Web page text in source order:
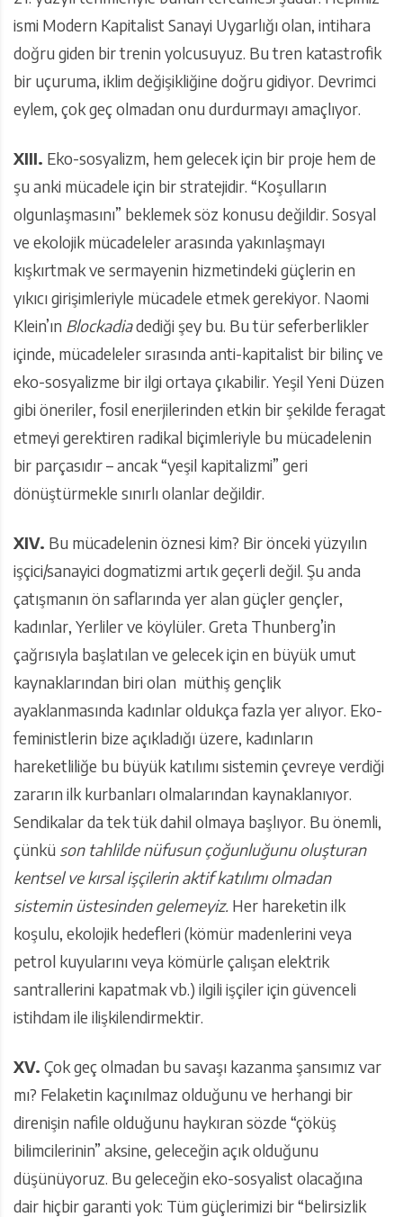
ismi Modern Kapitalist Sanayi Uygarlığı olan, intihara
doğru giden bir trenin yolcusuyuz. Bu tren katastrofik
bir uçuruma, iklim değişikliğine doğru gidiyor. Devrimci
eylem, çok geç olmadan onu durdurmayı amaçlıyor.
XIII. Eko-sosyalizm, hem gelecek için bir proje hem de
şu anki mücadele için bir stratejidir. “Koşulların
olgunlaşmasını” beklemek söz konusu değildir. Sosyal
ve ekolojik mücadeleler arasında yakınlaşmayı
kışkırtmak ve sermayenin hizmetindeki güçlerin en
yıkıcı girişimleriyle mücadele etmek gerekiyor. Naomi
Klein’ın Blockadiadediği şey bu. Bu tür seferberlikler
içinde, mücadeleler sırasında anti-kapitalist bir bilinç ve
eko-sosyalizme bir ilgi ortaya çıkabilir. Yeşil Yeni Düzen
gibi öneriler, fosil enerjilerinden etkin bir şekilde feragat
etmeyi gerektiren radikal biçimleriyle bu mücadelenin
bir parçasıdır – ancak “yeşil kapitalizmi” geri
dönüştürmekle sınırlı olanlar değildir.
XIV. Bu mücadelenin öznesi kim? Bir önceki yüzyılın
işçici/sanayici dogmatizmi artık geçerli değil. Şu anda
çatışmanın ön saflarında yer alan güçler gençler,
kadınlar, Yerliler ve köylüler. Greta Thunberg’in
çağrısıyla başlatılan ve gelecek için en büyük umut
kaynaklarından biri olan müthiş gençlik
ayaklanmasında kadınlar oldukça fazla yer alıyor. Eko-
feministlerin bize açıkladığı üzere, kadınların
hareketliliğe bu büyük katılımı sistemin çevreye verdiği
zararın ilk kurbanları olmalarından kaynaklanıyor.
Sendikalar da tek tük dahil olmaya başlıyor. Bu önemli,
çünkü son tahlilde nüfusun çoğunluğunu oluşturan
kentsel ve kırsal işçilerin aktif katılımı olmadan
sistemin üstesinden gelemeyiz. Her hareketin ilk
koşulu, ekolojik hedefleri (kömür madenlerini veya
petrol kuyularını veya kömürle çalışan elektrik
santrallerini kapatmak vb.) ilgili işçiler için güvenceli
istihdam ile ilişkilendirmektir.
XV. Çok geç olmadan bu savaşı kazanma şansımız var
mı? Felaketin kaçınılmaz olduğunu ve herhangi bir
direnişin nafile olduğunu haykıran sözde “çöküş
bilimcilerinin” aksine, geleceğin açık olduğunu
düşünüyoruz. Bu geleceğin eko-sosyalist olacağına
dair hiçbir garanti yok: Tüm güçlerimizi bir “belirsizlik